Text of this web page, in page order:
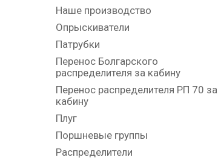
Наше производство
Опрыскиватели
Патрубки
Перенос Болгарского
распределителя за кабину
Перенос распределителя РП 70 за
кабину
Плуг
Поршневые группы
Распределители